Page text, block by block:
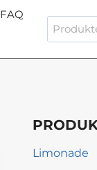
FAQ
Suche
nach:
Limonade